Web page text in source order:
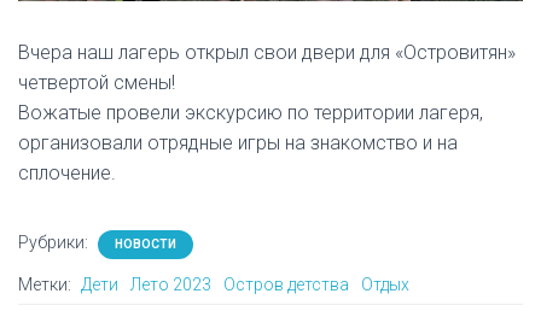
Вчера наш лагерь открыл свои двери для «Островитян»
четвертой смены!
Вожатые провели экскурсию по территории лагеря,
организовали отрядные игры на знакомство и на
сплочение.
Рубрики: НОВОСТИ
Метки: Дети Лето 2023 Остров детства Отдых